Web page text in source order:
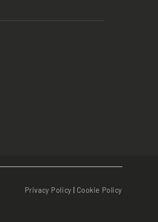
Privacy Policy Cookie Policy